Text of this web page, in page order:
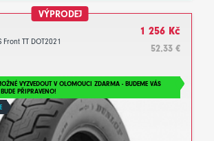
VÝPRODEJ
TT DOT2021
1 256 Kč
52.33 €
VYZVEDOUT V OLOMOUCI ZDARMA - BUDEME VÁS
PŘIPRAVENO!